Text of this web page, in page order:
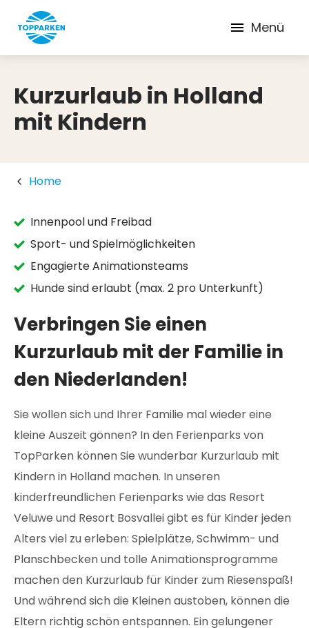
Menü
Kurzurlaub in Holland
mit Kindern
Home
Innenpool und Freibad
Sport- und Spielmöglichkeiten
Engagierte Animationsteams
Hunde sind erlaubt (max. 2 pro Unterkunft)
Verbringen Sie einen
Kurzurlaub mit der Familie in
den Niederlanden!
Sie wollen sich und Ihrer Familie mal wieder eine
kleine Auszeit gönnen? In den Ferienparks von
TopParken können Sie wunderbar Kurzurlaub mit
Kindern in Holland machen. In unseren
kinderfreundlichen Ferienparks wie das Resort
Veluwe und Resort Bosvallei gibt es für Kinder jeden
Alters viel zu erleben: Spielplätze, Schwimm- und
Planschbecken und tolle Animationsprogramme
machen den Kurzurlaub für Kinder zum Riesenspaß!
Und während sich die Kleinen austoben, können die
Eltern richtig schön entspannen. Ein gelungener